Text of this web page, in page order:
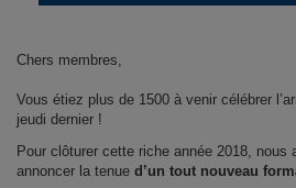
Chers membres,
Vous étiez plus de 1500 à venir célébrer
jeudi dernier !
Pour clôturer cette riche année 2018, nous
annoncer la tenue d’un tout nouveau